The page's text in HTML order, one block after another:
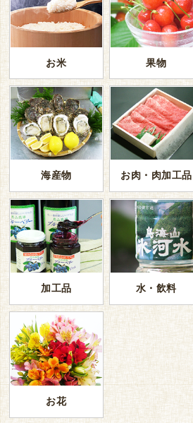
お米 果物
海産物 お肉・肉加工品
加工品 水・飲料
お花